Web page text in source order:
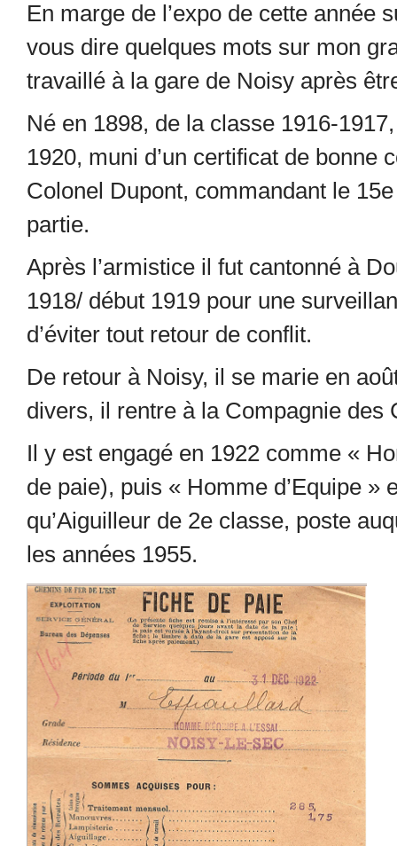
En marge de l’expo de cette année
vous dire quelques mots sur mon
travaillé à la gare de Noisy après
Né en 1898, de la classe 1916-
1920, muni d’un certificat de bonne
Colonel Dupont, commandant le 15e
partie.
Après l’armistice il fut cantonné à
1918/ début 1919 pour une
d’éviter tout retour de conflit.
De retour à Noisy, il se marie en
divers, il rentre à la Compagnie des
Il y est engagé en 1922 comme «
de paie), puis « Homme d’Equipe »
qu’Aiguilleur de 2e classe, poste
les années 1955.